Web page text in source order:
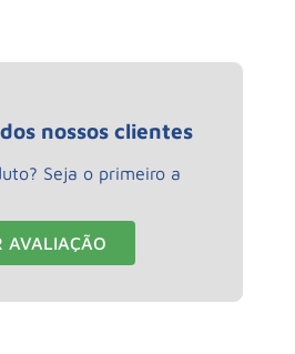
nossos clientes
Seja o primeiro a
AVALIAÇÃO